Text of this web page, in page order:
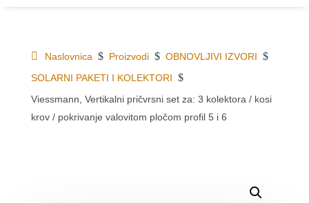
Naslovnica $ Proizvodi $ OBNOVLJIVI IZVORI $
SOLARNI PAKETI I KOLEKTORI $
Viessmann, Vertikalni pričvrsni set za: 3 kolektora / kosi
krov / pokrivanje valovitom pločom profil 5 i 6
MOGLO BI VAS ZANIMATI